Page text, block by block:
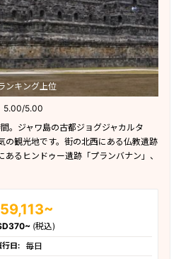
ンキング上位
5.00/5.00
。ジャワ島の古都ジョグジャカルタ
の観光地です。街の北西にある仏教遺跡
あるヒンドゥー遺跡「プランバナン」、
(税込)
行日: 毎日